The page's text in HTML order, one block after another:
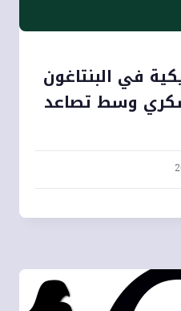
في البنتاغون
وسط تصاعد